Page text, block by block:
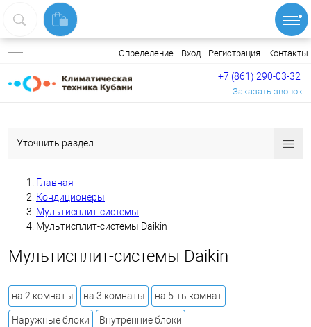
Определение Вход Регистрация Контакты
+7 (861) 290-03-32
Заказать звонок
Уточнить раздел
Главная
Кондиционеры
Мультисплит-системы
Мультисплит-системы Daikin
Мультисплит-системы Daikin
на 2 комнаты на 3 комнаты на 5-ть комнат
Наружные блоки Внутренние блоки